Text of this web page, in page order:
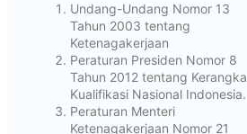
Undang-Undang Nomor 13
Tahun 2003 tentang
Ketenagakerjaan
Peraturan Presiden Nomor 8
Tahun 2012 tentang Kerangka
Kualifikasi Nasional Indonesia.
Peraturan Menteri
Ketenagakerjaan Nomor 21